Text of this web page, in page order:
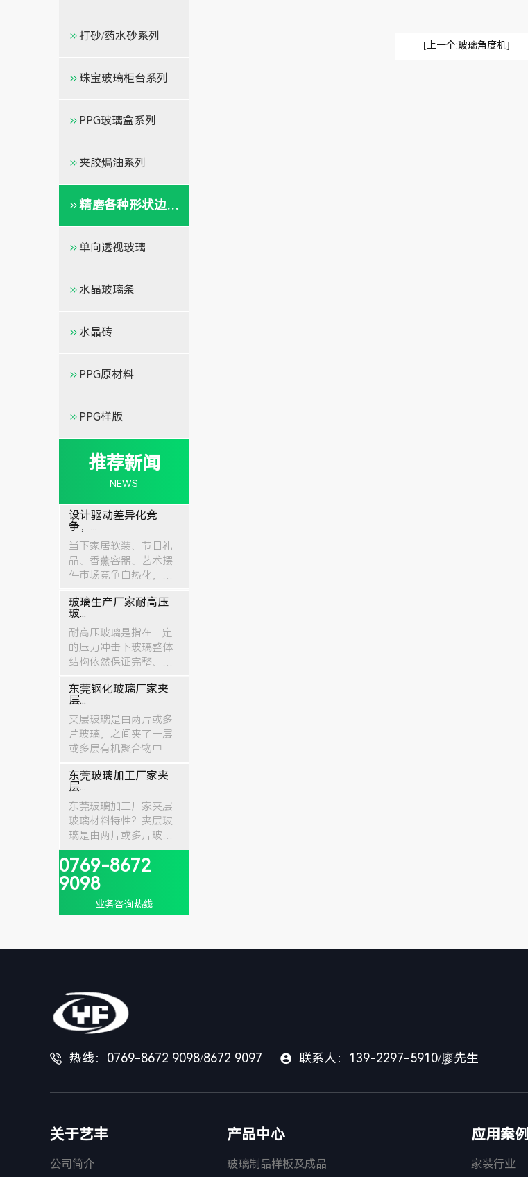
打砂/药水砂系列
珠宝玻璃柜台系列
PPG玻璃盒系列
夹胶焗油系列
精磨各种形状边系列
单向透视玻璃
水晶玻璃条
水晶砖
PPG原材料
PPG样版
推荐新闻
NEWS
设计驱动差异化竞
争，...
当下家居软装、节日礼
品、香薰容器、艺术摆
件市场竞争白热化，大
充斥市场，客户对原
创、高颜值、有文化内
涵的玻璃工艺品需求持
续...
玻璃生产厂家耐高压
玻...
耐高压玻璃是指在一定
的压力冲击下玻璃整体
结构依然保证完整、不
压玻璃由特殊材料加工
而成，其抗压性能是普
通玻璃10-20倍，...
东莞钢化玻璃厂家夹
层...
夹层玻璃是由两片或多
片玻璃，之间夹了一层
或多层有机聚合物中间
压（或抽真空）及高温
高压工艺处理后，使玻
璃和中间膜久粘合为一...
东莞玻璃加工厂家夹
层...
东莞玻璃加工厂家夹层
玻璃材料特性？夹层玻
璃是由两片或多片玻
璃，之间夹了一层或多
层有机聚合物中间膜，
经过特殊的高温预压
（或抽真空）及高温高
0769-8672
9098
业务咨询热线
[上一个:玻璃角度机]
 热线：0769-8672 9098/8672 9097  联系人：139-2297-5910/廖先生
关于艺丰
公司简介
产品中心
玻璃制品样板及成品
应用案例
家装行业